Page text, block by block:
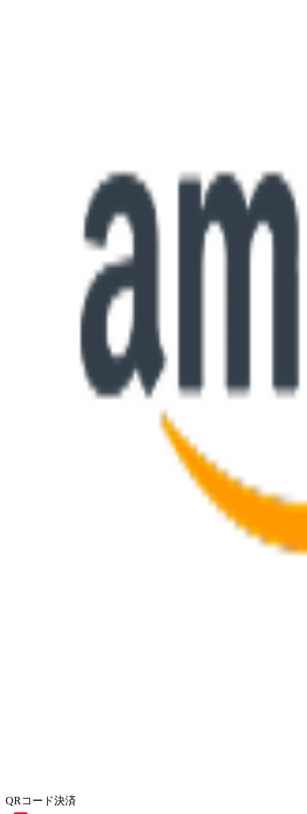
QRコード決済